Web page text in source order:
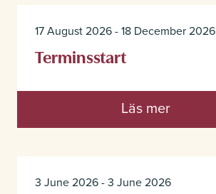
17 August 2026 - 18 December 2026
Terminsstart
Läs mer
3 June 2026 - 3 June 2026